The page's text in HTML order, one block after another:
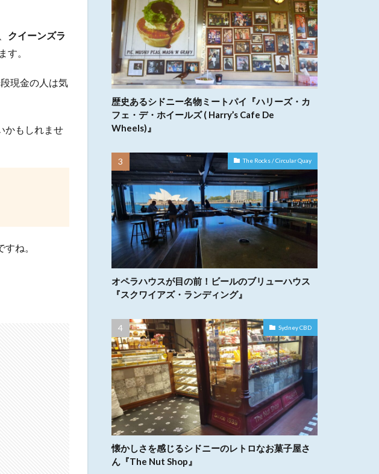
クイーンズラ
す。
現金の人は気
かもしれませ
ね。
歴史あるシドニー名物ミートパイ『ハリーズ・カ
フェ・デ・ホイールズ ( Harry’s Cafe De
Wheels)』
The Rocks / Circular Quay
オペラハウスが目の前！ビールのブリューハウス
『スクワイアズ・ランディング』
Sydney CBD
懐かしさを感じるシドニーのレトロなお菓子屋さ
ん『The Nut Shop』